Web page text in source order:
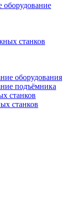
станков
оборудования
подъёмника
станков
станков